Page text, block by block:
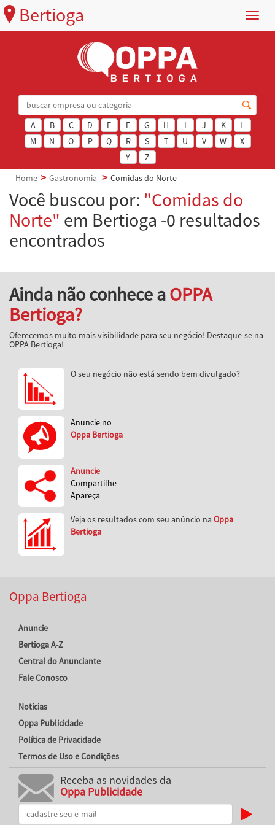
Menu
Bertioga
A B C D E F G H I J K
L
M
N O P Q R S T U V W
X
Y
Z
Home
Gastronomia Comidas do Norte
Você buscou por: "Comidas do
Norte" em Bertioga -0 resultados
encontrados
Ainda não conhece aOPPA
Bertioga?
Oferecemos muito mais visibilidade para seu negócio! Destaque-se na
OPPA Bertioga!
O seu negócio não está sendo bem divulgado?
Anuncie no
Oppa Bertioga
Anuncie
Compartilhe
Apareça
Veja os resultados com seu anúncio na Oppa
Bertioga
Oppa Bertioga
Anuncie
Bertioga A-Z
Central do Anunciante
Fale Conosco
Notícias
Oppa Publicidade
Política de Privacidade
Termos de Uso e Condições
Receba as novidades da
Oppa Publicidade